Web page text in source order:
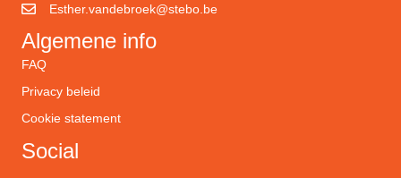
Esther.vandebroek@stebo.be
Algemene info
FAQ
Privacy beleid
Cookie statement
Social